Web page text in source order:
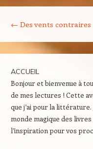
← Des vents contraires
ACCUEIL
Bonjour et bienvenue à
de mes lectures ! Cette
que j’ai pour la littérature.
monde magique des
l’inspiration pour vos